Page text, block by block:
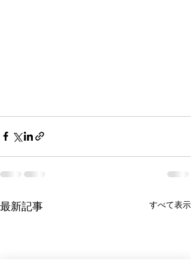
最新記事 すべて表示